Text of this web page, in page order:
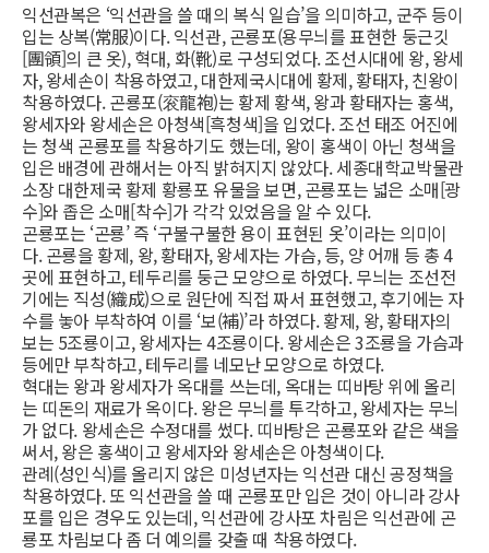
익선관복은 ‘익선관을 쓸 때의 복식 일습’을 의미하고, 군주 등이
입는 상복(常服)이다. 익선관, 곤룡포(용무늬를 표현한 둥근깃
[團領]의 큰 옷), 혁대, 화(靴)로 구성되었다. 조선시대에 왕, 왕세
자, 왕세손이 착용하였고, 대한제국시대에 황제, 황태자, 친왕이
착용하였다. 곤룡포(衮龍袍)는 황제 황색, 왕과 황태자는 홍색,
왕세자와 왕세손은 아청색[흑청색]을 입었다. 조선 태조 어진에
는 청색 곤룡포를 착용하기도 했는데, 왕이 홍색이 아닌 청색을
입은 배경에 관해서는 아직 밝혀지지 않았다. 세종대학교박물관
소장 대한제국 황제 황룡포 유물을 보면, 곤룡포는 넓은 소매[광
수]와 좁은 소매[착수]가 각각 있었음을 알 수 있다.
곤룡포는 ‘곤룡’ 즉 ‘구불구불한 용이 표현된 옷’이라는 의미이
다. 곤룡을 황제, 왕, 황태자, 왕세자는 가슴, 등, 양 어깨 등 총 4
곳에 표현하고, 테두리를 둥근 모양으로 하였다. 무늬는 조선전
기에는 직성(織成)으로 원단에 직접 짜서 표현했고, 후기에는 자
수를 놓아 부착하여 이를 ‘보(補)’라 하였다. 황제, 왕, 황태자의
보는 5조룡이고, 왕세자는 4조룡이다. 왕세손은 3조룡을 가슴과
등에만 부착하고, 테두리를 네모난 모양으로 하였다.
혁대는 왕과 왕세자가 옥대를 쓰는데, 옥대는 띠바탕 위에 올리
는 띠돈의 재료가 옥이다. 왕은 무늬를 투각하고, 왕세자는 무늬
가 없다. 왕세손은 수정대를 썼다. 띠바탕은 곤룡포와 같은 색을
써서, 왕은 홍색이고 왕세자와 왕세손은 아청색이다.
관례(성인식)를 올리지 않은 미성년자는 익선관 대신 공정책을
착용하였다. 또 익선관을 쓸 때 곤룡포만 입은 것이 아니라 강사
포를 입은 경우도 있는데, 익선관에 강사포 차림은 익선관에 곤
룡포 차림보다 좀 더 예의를 갖출 때 착용하였다.